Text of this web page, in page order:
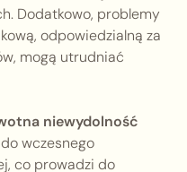
Dodatkowo, problemy
odpowiedzialną za
mogą utrudniać
niewydolność
wczesnego
co prowadzi do